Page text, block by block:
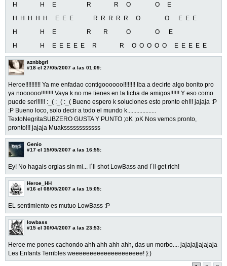
H H E R R O O E
H H H H H E E E R R R R R O O E E E
H H E R R O O E
H H E E E E E R R O O O O O E E E E E
aznbbgrl
#18 el 27/05/2007 a las 01:09:
Heroe!!!!!!!!!! Ya me enfadao contigoooooo!!!!!!!! Iba a decirte algo bonito pro
ya noooooo!!!!!!!! Vaya k no me tienes en la ficha de amigos!!!!!! Y eso como
puede ser!!!!!! :_( :_( :_( Bueno espero k soluciones esto pronto eh!!! jajaja :P
:P Bueno loco, solo decir a todo el mundo k...................
TextoNegritaSUBZERO GUSTA Y PUNTO ;oK ;oK Nos vemos pronto,
pronto!!! jajaja Muakssssssssssss
Genio
#17 el 15/05/2007 a las 16:55:
Ey! No hagais orgias sin mi... I´ll shot LowBass and I´ll get rich!
Heroe_HH
#16 el 08/05/2007 a las 15:05:
EL sentimiento es mutuo LowBass :P
lowbass
#15 el 30/04/2007 a las 23:53:
Heroe me pones cachondo ahh ahh ahh ahh, das un morbo.... jajajajjajajaja
Les Enfants Terribles weeeeeeeeeeeeeeeeeeee! }:)